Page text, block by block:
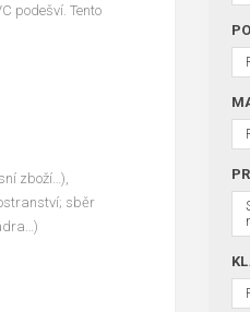
podešví. Tento
zboží…),
sběr